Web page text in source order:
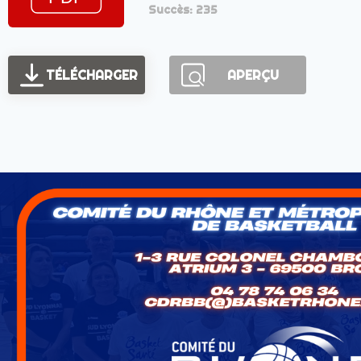
Succès: 235
TÉLÉCHARGER APERÇU